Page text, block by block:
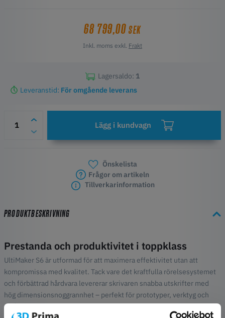
Intuitiv pekskärm med guidat arbetsflöde
68 799,00SEK
Inkl. moms exkl. Frakt
Lagersaldo: 1
Leveranstid: För omgående leverans
Lägg i kundvagn
Önskelista
Frågor om artikeln
Tillverkarinformation
PRODUKTBESKRIVNING
Prestanda och produktivitet i toppklass
UltiMaker S6 är utformad för att maximera effektivitet utan att
kompromissa med kvalitet. Tack vare det kraftfulla rörelsesystemet
och förbättrad hårdvara levererar skrivaren snabba utskrifter med
hög dimensionsnoggrannhet – perfekt för prototyper, verktyg och
småskalig produktion.